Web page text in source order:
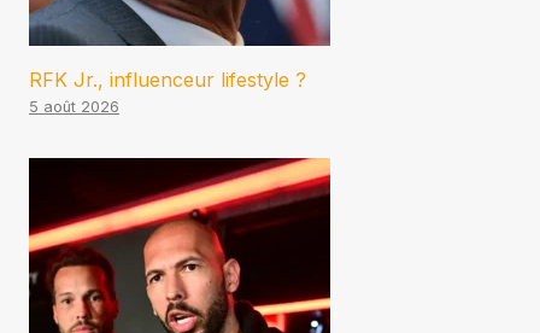
RFK Jr., influenceur lifestyle ?
5 août 2026